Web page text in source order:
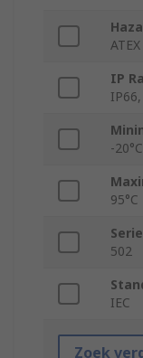
ATEX
IP
-20°C
95°C
502
IEC
Zoek